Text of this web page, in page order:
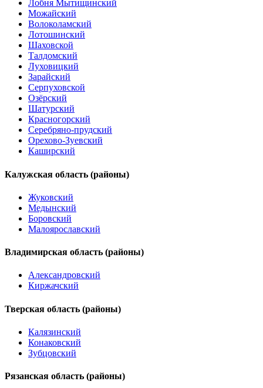
Лобня Мытищинский
Можайский
Волоколамский
Лотошинский
Шаховской
Талдомский
Луховицкий
Зарайский
Серпуховской
Озёрский
Шатурский
Красногорский
Серебряно-прудский
Орехово-Зуевский
Каширский
Калужская область (районы)
Жуковский
Медынский
Боровский
Малоярославский
Владимирская область (районы)
Александровский
Киржачский
Тверская область (районы)
Калязинский
Конаковский
Зубцовский
Рязанская область (районы)